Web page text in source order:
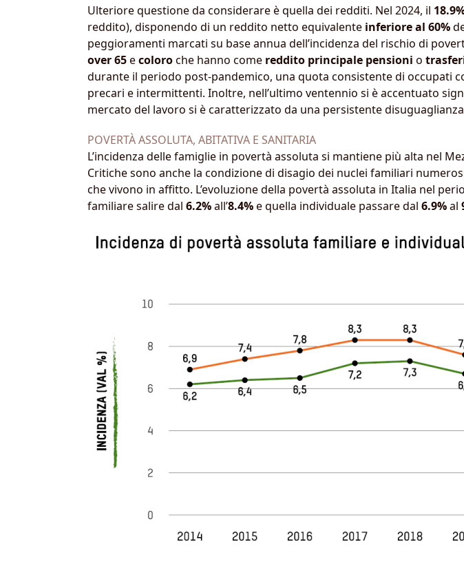
Ulteriore questione da considerare è quella dei redditi. Nel 2024, il
reddito), disponendo di un reddito netto equivalente inferiore al 60%
peggioramenti marcati su base annua dell’incidenza del rischio di
over 65ecoloroche hanno come reddito principale pensioni o
durante il periodo post-pandemico, una quota consistente di occupati
precari e intermittenti. Inoltre, nell’ultimo ventennio si è accentuato
mercato del lavoro si è caratterizzato da una persistente
POVERTÀ ASSOLUTA, ABITATIVA E SANITARIA
L’incidenza delle famiglie in povertà assoluta si mantiene più alta nel
Critiche sono anche la condizione di disagio dei nuclei familiari
che vivono in affitto. L’evoluzione della povertà assoluta in Italia nel
familiare salire dal 6.2%all’8.4%e quella individuale passare dal 6.9%al